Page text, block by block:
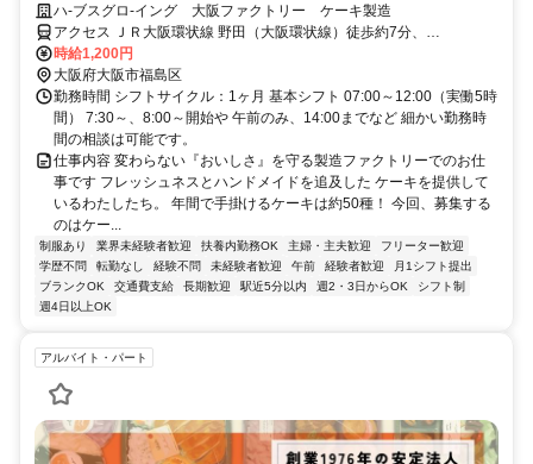
ハ-ブスグロ-イング 大阪ファクトリー ケーキ製造
アクセス ＪＲ大阪環状線 野田（大阪環状線）徒歩約7分、
OsakaMetro千日前線 玉川（大阪府）4番口徒歩約8分
時給1,200円
大阪府大阪市福島区
勤務時間 シフトサイクル：1ヶ月 基本シフト 07:00～12:00（実働5時
間） 7:30～、8:00～開始や 午前のみ、14:00までなど 細かい勤務時
間の相談は可能です。
仕事内容 変わらない『おいしさ』を守る製造ファクトリーでのお仕
事です フレッシュネスとハンドメイドを追及した ケーキを提供して
いるわたしたち。 年間で手掛けるケーキは約50種！ 今回、募集する
のはケー...
制服あり 業界未経験者歓迎 扶養内勤務OK 主婦・主夫歓迎
フリーター歓迎
学歴不問
転勤なし 経験不問 未経験者歓迎 午前 経験者歓迎
月1シフト提出
ブランクOK
交通費支給 長期歓迎 駅近5分以内 週2・3日からOK
シフト制
週4日以上OK
アルバイト・パート